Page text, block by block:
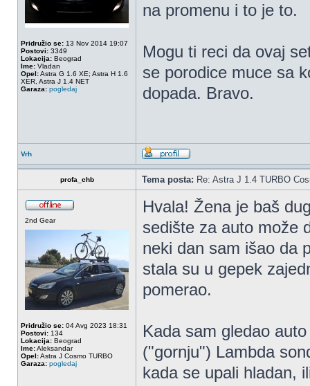
Pridružio se: 13 Nov 2014 19:07
Postovi: 3349
Lokacija: Beograd
Ime: Vladan
Opel:Astra G 1.6 XE; Astra H 1.6
XER, Astra J 1.4 NET
Garaza: pogledaj
na promenu i to je to.
Mogu ti reci da ovaj
se porodice muce sa
dopada. Bravo.
Vrh
profa_chb Tema posta: Re: Astra J 1.4 TURBO
2nd Gear
Pridružio se: 04 Avg 2023 18:31
Postovi: 134
Lokacija: Beograd
Ime:Aleksandar
Opel:Astra J Cosmo TURBO
Garaza: pogledaj
Hvala! Žena je baš
sedište za auto može
neki dan sam išao da
stala su u gepek
pomerao.
Kada sam gledao
("gornju") Lambda
kada se upali hladan,